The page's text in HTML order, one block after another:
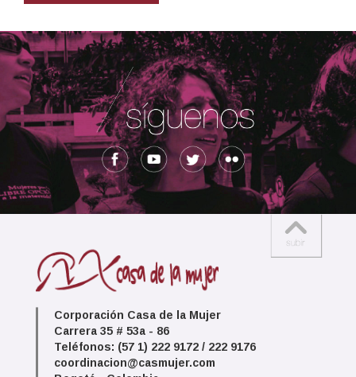
Corporación Casa de la Mujer
Carrera 35 # 53a - 86
Teléfonos: (57 1) 222 9172 / 222 9176
coordinacion@casmujer.com